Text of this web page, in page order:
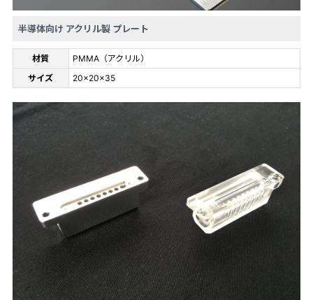
半導体向け アクリル製 プレート
材質
PMMA（アクリル）
サイズ
20×20×35